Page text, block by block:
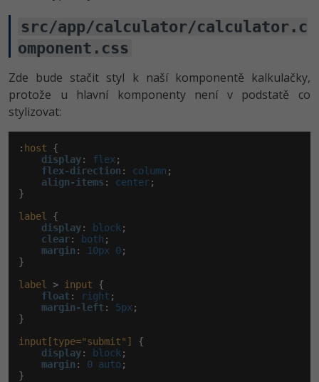
src/app/calculator/calculator.c
omponent.css
Zde bude stačit styl k naší komponentě kalkulačky,
protože u hlavní komponenty není v podstatě co
stylizovat:
: host {
display: flex ;
flex-direction : column ;
align-items : center;
}
label
{
display: block ;
clear: both ;
margin : 10px 0;
}
label
> input {
float : right ;
margin-left : 5px ;
}
input[type="submit"]
{
display: block ;
margin : 0 auto;
}